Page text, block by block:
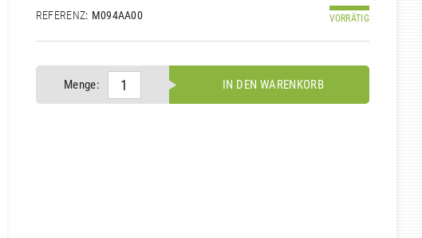
REFERENZ: M094AA00 VORRÄTIG
Menge: IN DEN WARENKORB